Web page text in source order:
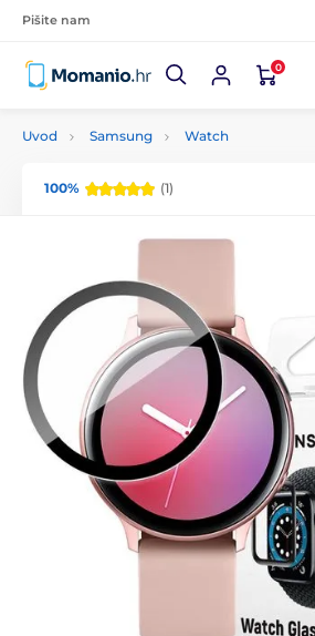
Pišite nam
0
Uvod Samsung Watch
100% (1)